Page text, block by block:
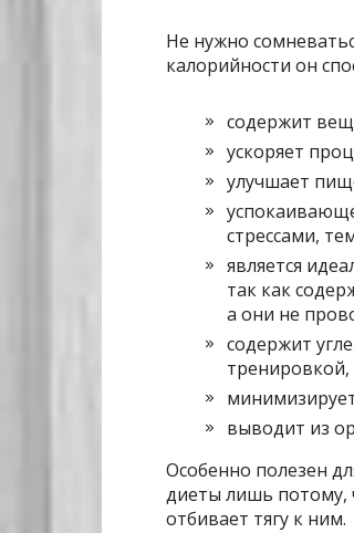
Не нужно
калорийности он
содержит
ускоряет
улучшает
стрессами,
является
так как
а они не
содержит
тренировкой,
выводит из
Особенно полезен
диеты лишь потому,
отбивает тягу к ним.